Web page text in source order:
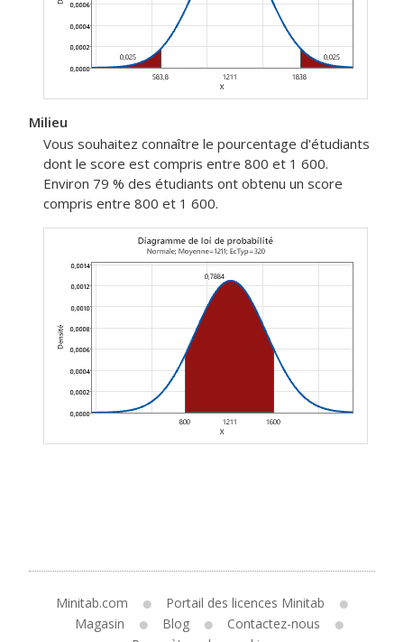
Milieu
Vous souhaitez connaître le pourcentage d'étudiants
dont le score est compris entre 800 et 1 600.
Environ 79 % des étudiants ont obtenu un score
compris entre 800 et 1 600.
Minitab.com
Portail des licences Minitab
Magasin
Blog
Contactez-nous